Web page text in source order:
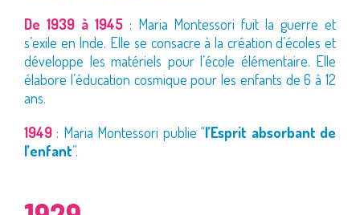
De 1939 à 1945 : Maria Montessori fuit la guerre et
s’exile en Inde. Elle se consacre à la création d’écoles et
développe les matériels pour l’école élémentaire. Elle
élabore l’éducation cosmique pour les enfants de 6 à 12
ans.
1949 : Maria Montessori publie “l’Esprit absorbant de
l’enfant”.